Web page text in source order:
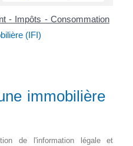
- Impôts - Consommation
(IFI)
immobilière
de l'information légale et